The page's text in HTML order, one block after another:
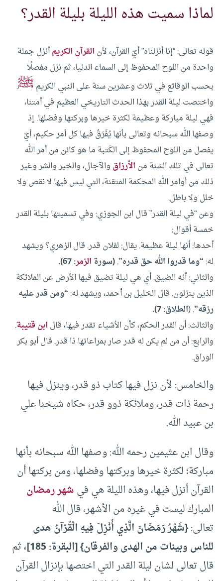
لماذا سميت هذه الليلة بليلة القدر؟
قوله تعالى: “إنا أنزلناه” أيّ القرآن، لأن القرآن الكريمأنزل جملة
واحدة من اللوح المحفوظ إلى السماء الدنيا، ثم نزل مفصلًا
بحسب الوقائع في ثلاث وعشرين سنة على النبي الكريم ﷺ.
واختصت ليلة القدر بهذا الحدث التاريخي العظيم في أمتنا،
فهي ليلة مباركة وعظيمة لكثرة خيرها وبركتها وفضلها. إذ
وصفها الله سبحانه وتعالى بأنها يُفّرَقُ فيها كل أمر حكيم، أيّ
يفصل من اللوح المحفوظ إلى الكَتبة ما هو كائن من أمر الله
تعالى في تلك السَنة من الأرزاق والآجال، والخير والشر وغير
ذلك من أوامر الله المحكمة المتقنة، التي ليس فيها لا نقص ولا
خلل ولا باطل.
وعن “في ليلة القدر” قال ابن الجوزي: وفي تسميتها بليلة القدر
خمسة أقوال:
أحدها: أنها ليلة عظيمة. يقال: لفلان قدر. قال الزهري؟ ويشهد
له: “وما قدروا الله حق قدره”.(سورة الزمر: 67).
والثاني: أنه الضيق. أي هي ليلة تضيق فيها الأرض عن الملائكة
الذين ينزلون. قال الخليل بن أحمد، ويشهد له: “ومن قدر عليه
رزقه”. (الطلاق: 7).
والثالث: أن القدر الحكم، كأن الأشياء تقدر فيها، قال ابن قتيبة.
والرابع: أن من لم يكن له قدر صار بمراعاتها ذا قدر. قال أبو بكر
الوراق.
والخامس: لأن نزل فيها كتاب ذو قدر، وينزل فيها
رحمة ذات قدر، وملائكة ذوو قدر، حكاه شيخنا علي
بن عبيد الله.
وقال ابن عثيمين رحمه الله: وصفها الله سبحانه بأنها
مباركة؛ لكثرة خيرها وبركتها وفضلها، ومن بركتها أن
القرآن أنزل فيها، وهذه الليلة هي فيشهر رمضان
المبارك ليست في غيره من الأشهر، قال الله
تعالى:{شَهْرُ رَمَضَانَ الَّذِي أُنْزِلَ فِيهِ الْقُرْآنُ هدى
للناس وبينات من الهدى والفرقان}[البقرة: 185]،
ثم
قال تعالى لشان ليلة القدر التي اختصها بإنزال القرآن